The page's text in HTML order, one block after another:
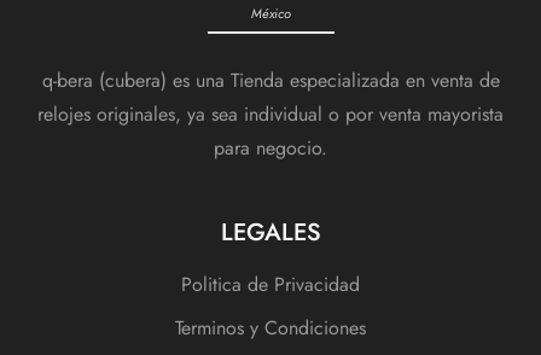
México
q-bera (cubera) es una Tienda especializada en venta de
relojes originales, ya sea individual o por venta mayorista
para negocio.
LEGALES
Politica de Privacidad
Terminos y Condiciones